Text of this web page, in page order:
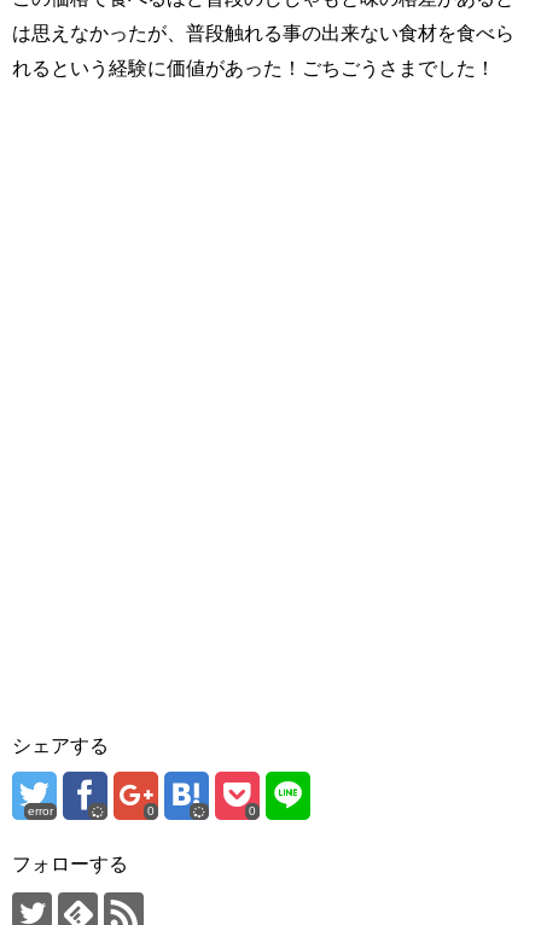
は思えなかったが、普段触れる事の出来ない食材を食べら
れるという経験に価値があった！ごちごうさまでした！
シェアする
error 0 0
フォローする